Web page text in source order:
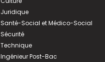
Juridique
Santé-Social et Médico-Social
Sécurité
Technique
Ingénieur Post-Bac